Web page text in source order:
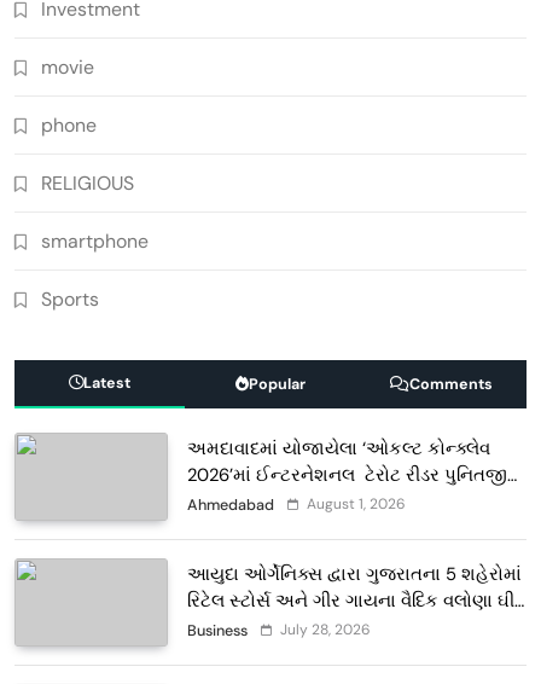
Investment
movie
phone
RELIGIOUS
smartphone
Sports
Latest Popular Comments
અમદાવાદમાં યોજાયેલા ‘ઓકલ્ટ કોન્ક્લેવ
2026’માં ઈન્ટરનેશનલ ટેરોટ રીડર પુનિતજી
લુલ્લા એ ટેરોટ કાર્ડ રીડિંગ અંગે માહિતી આપી
Ahmedabad August 1, 2026
આયુદા ઓર્ગેનિક્સ દ્વારા ગુજરાતના 5 શહેરોમાં
રિટેલ સ્ટોર્સ અને ગીર ગાયના વૈદિક વલોણા ઘી-
દૂધની શુદ્ધ સેવાઓ સાથે વ્યાપક વિસ્તરણ
Business July 28, 2026